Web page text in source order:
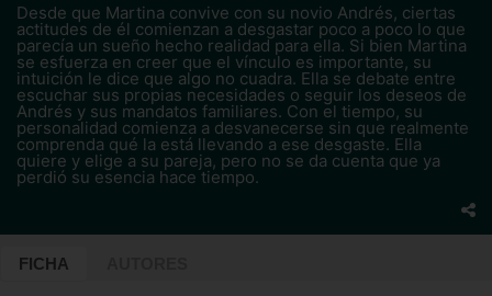
Desde que Martina convive con su novio Andrés, ciertas
actitudes de él comienzan a desgastar poco a poco lo que
parecía un sueño hecho realidad para ella. Si bien Martina
se esfuerza en creer que el vínculo es importante, su
intuición le dice que algo no cuadra. Ella se debate entre
escuchar sus propias necesidades o seguir los deseos de
Andrés y sus mandatos familiares. Con el tiempo, su
personalidad comienza a desvanecerse sin que realmente
comprenda qué la está llevando a ese desgaste. Ella
quiere y elige a su pareja, pero no se da cuenta que ya
perdió su esencia hace tiempo.
FICHA